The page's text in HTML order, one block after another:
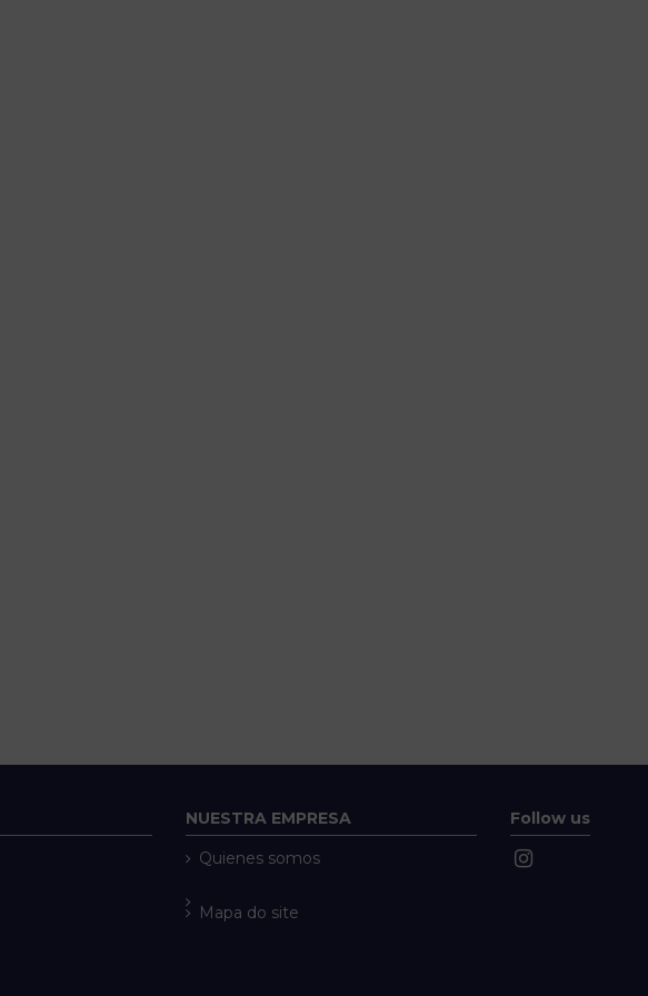
NUESTRA EMPRESA
Quienes somos
Mapa do site
Follow us